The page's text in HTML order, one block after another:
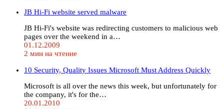
JB Hi-Fi website served malware
JB Hi-Fi's website was redirecting customers to malicious web
pages over the weekend in a…
01.12.2009
2 мин на чтение
10 Security, Quality Issues Microsoft Must Address Quickly
Microsoft is all over the news this week, but unfortunately for
the company, it's for the…
20.01.2010